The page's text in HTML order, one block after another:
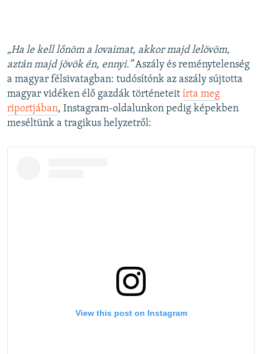
„Ha le kell lőnöm a lovaimat, akkor majd lelövöm,
aztán majd jövök én, ennyi.”Aszály és reménytelenség
a magyar félsivatagban: tudósítónk az aszály sújtotta
magyar vidéken élő gazdák történeteit írta meg
riportjában, Instagram-oldalunkon pedig képekben
meséltünk a tragikus helyzetről: